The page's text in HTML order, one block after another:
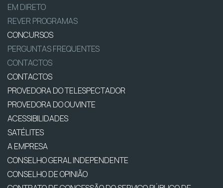
EM DIRETO
REVER PROGRAMAS
CONCURSOS
PERGUNTAS FREQUENTES
CONTACTOS
CONTACTOS
PROVEDORA DO TELESPECTADOR
PROVEDORA DO OUVINTE
ACESSIBILIDADES
SATÉLITES
A EMPRESA
CONSELHO GERAL INDEPENDENTE
CONSELHO DE OPINIÃO